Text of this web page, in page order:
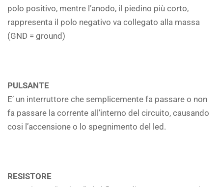
polo positivo, mentre l’anodo, il piedino più corto,
rappresenta il polo negativo va collegato alla massa
(GND = ground)
PULSANTE
E’ un interruttore che semplicemente fa passare o non
fa passare la corrente all’interno del circuito, causando
cosi l’accensione o lo spegnimento del led.
RESISTORE